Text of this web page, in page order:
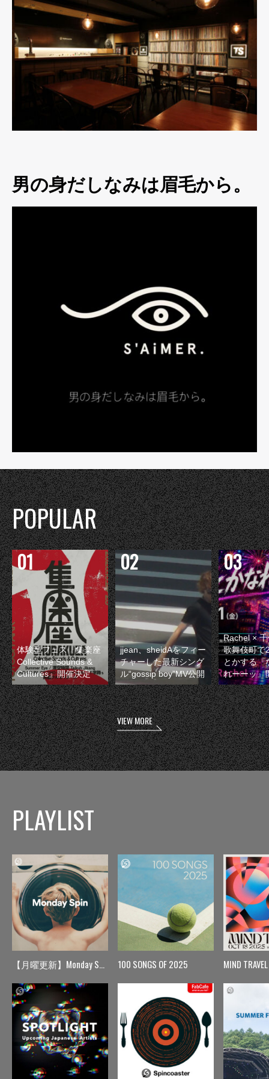
男の身だしなみは眉毛から。
POPULAR
体験型フェス『集楽座
Collective Sounds &
Cultures』開催決定
jjean、sheidAをフィー
チャーした最新シング
ル“gossip boy”MV公開
Rachel ×
歌舞伎町で
とかする『
れーーッ』
VIEW MORE
PLAYLIST
【月曜更新】Monday Spin 100 SONGS OF 2025 MIND TRAVEL